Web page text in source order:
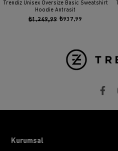
Trendiz Unisex Oversize Basic Sweatshirt
Hoodie Antrasit
₺937,99
₺1.249,99
Kurumsal